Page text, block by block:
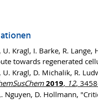
U. Kragl, I. Barke, R.
towards regenerated
U. Kragl, D. Michalik, R.
2019, 12,
Nguyen, D. Hollmann,